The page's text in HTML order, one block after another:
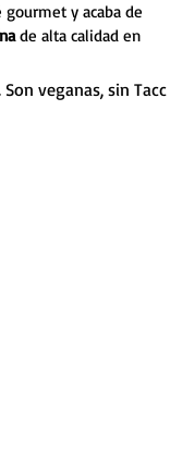
y acaba de
de alta calidad en
veganas, sin Tacc